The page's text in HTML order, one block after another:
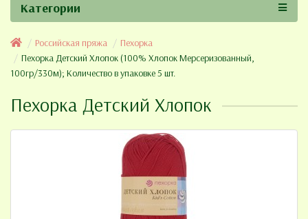
Категории
Российская пряжа
Пехорка
Пехорка Детский Хлопок (100% Хлопок Мерсеризованный,
100гр/330м); Количество в упаковке 5 шт.
Пехорка Детский Хлопок